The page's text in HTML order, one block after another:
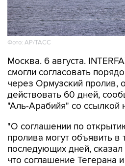
Фото: AP/ТАСС
Москва. 6 августа.
через Ормузский пролив,
действовать 60 дней,
"Аль-Арабийя" со ссылкой
"О соглашении по
последующих дней, сказал
что соглашение Тегерана
требует одобрения
национальной